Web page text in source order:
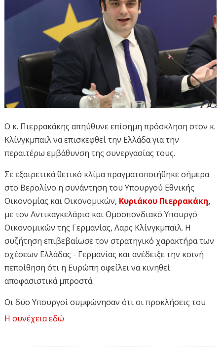
Ο κ. Πιερρακάκης απηύθυνε επίσημη πρόσκληση στον κ.
Κλίνγκμπαϊλ να επισκεφθεί την Ελλάδα για την
περαιτέρω εμβάθυνση της συνεργασίας τους.
Σε εξαιρετικά θετικό κλίμα πραγματοποιήθηκε σήμερα
στο Βερολίνο η συνάντηση του Υπουργού Εθνικής
Οικονομίας και Οικονομικών, Κυριάκου Πιερρακάκη,
με τον Αντικαγκελάριο και Ομοσπονδιακό Υπουργό
Οικονομικών της Γερμανίας, Λαρς Κλίνγκμπαϊλ. Η
συζήτηση επιβεβαίωσε τον στρατηγικό χαρακτήρα των
σχέσεων Ελλάδας - Γερμανίας και ανέδειξε την κοινή
πεποίθηση ότι η Ευρώπη οφείλει να κινηθεί
αποφασιστικά μπροστά.
Οι δύο Υπουργοί συμφώνησαν ότι οι προκλήσεις του
διεθνούς περιβάλλοντος επιβάλλουν στην Ευρωπαϊκή
Η συνέχεια εδώ